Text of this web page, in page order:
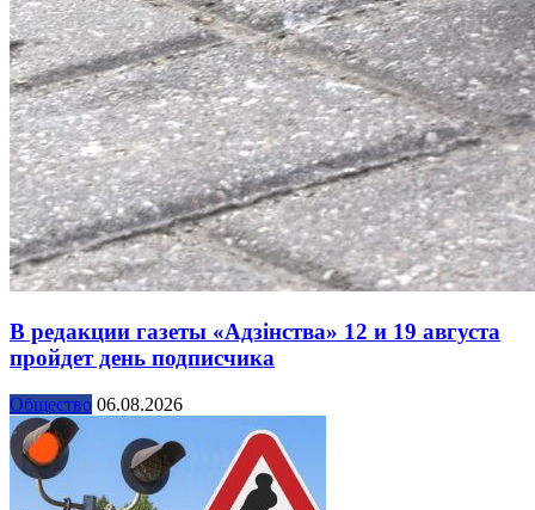
В редакции газеты «Адзінства» 12 и 19 августа
пройдет день подписчика
Общество 06.08.2026